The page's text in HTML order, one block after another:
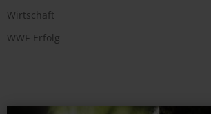
Wirtschaft
WWF-Erfolg